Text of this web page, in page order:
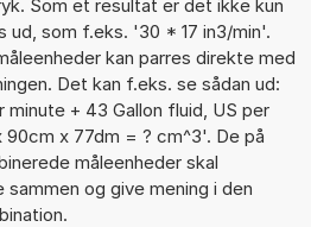
Som et resultat er det ikke kun
ud, som f.eks. '30 * 17 in3/min'.
kan parres direkte med
Det kan f.eks. se sådan ud:
minute + 43 Gallon fluid, US per
x 77dm = ? cm^3'. De på
måleenheder skal
og give mening i den